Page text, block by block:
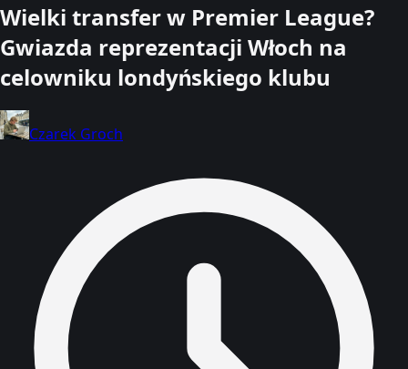
Wielki transfer w Premier League?
Gwiazda reprezentacji Włoch na
celowniku londyńskiego klubu
Czarek Groch